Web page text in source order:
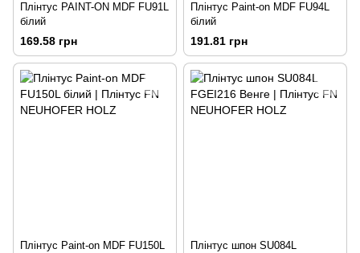
Плінтус PAINT-ON MDF FU91L
білий
169.58 грн
Плінтус Paint-on MDF FU94L
білий
191.81 грн
Плінтус Paint-on MDF FU150L
Плінтус шпон SU084L